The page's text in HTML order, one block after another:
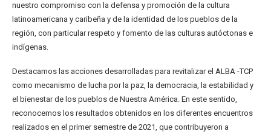
nuestro compromiso con la defensa y promoción de la cultura
latinoamericana y caribeña y de la identidad de los pueblos de la
región, con particular respeto y fomento de las culturas autóctonas e
indígenas.
Destacamos las acciones desarrolladas para revitalizar el ALBA -TCP
como mecanismo de lucha por la paz, la democracia, la estabilidad y
el bienestar de los pueblos de Nuestra América. En este sentido,
reconocemos los resultados obtenidos en los diferentes encuentros
realizados en el primer semestre de 2021, que contribuyeron a